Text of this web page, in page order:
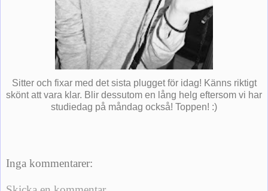
Sitter och fixar med det sista plugget för idag! Känns riktigt
skönt att vara klar. Blir dessutom en lång helg eftersom vi har
studiedag på måndag också! Toppen! :)
Inga kommentarer: